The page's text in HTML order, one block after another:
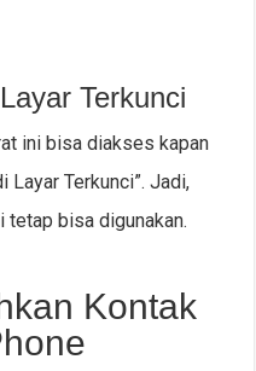
Terkunci
ini bisa diakses kapan
Layar Terkunci”. Jadi,
tetap bisa digunakan.
Kontak